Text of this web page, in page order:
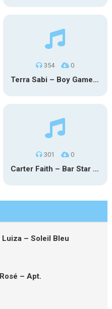
354 0
Terra Sabi – Boy Game X Marcia Cruz
301 0
Carter Faith – Bar Star Vevo
– Soleil Bleu
– Apt.